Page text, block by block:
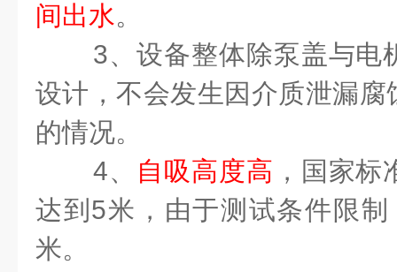
间出水。
3、设备整体除泵盖与电
设计，不会发生因介质泄漏
的情况。
4、 自吸高度高 ，国家
达到 5米 ，由于测试条件限
米。